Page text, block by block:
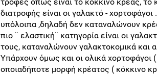
διατροφής είναι οι γαλακτό -
υπόλοιπα ,δηλαδή δεν καταναλώνουν
πιο ¨ ελαστική¨ κατηγορία είναι οι
τους, καταναλώνουν γαλακτοκομικά και
Υπάρχουν όμως και οι ολικά χορτοφάγοι
οποιαδήποτε μορφή κρέατος ( κόκκινο